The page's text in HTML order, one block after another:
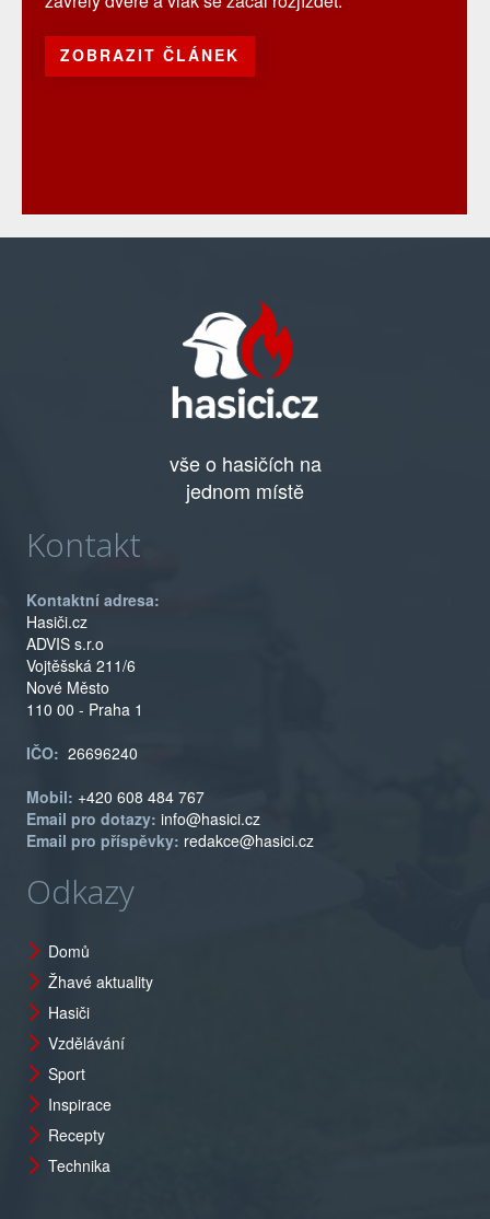
ZOBRAZIT ČLÁNEK
vše o hasičích na
jednom místě
Kontakt
Kontaktní adresa:
Hasiči.cz
ADVIS s.r.o
Vojtěšská 211/6
Nové Město
110 00 - Praha 1
IČO: 26696240
Mobil: +420 608 484 767
Email pro dotazy: info@hasici.cz
Email pro příspěvky: redakce@hasici.cz
Odkazy
Domů
Žhavé aktuality
Hasiči
Vzdělávání
Sport
Inspirace
Recepty
Technika